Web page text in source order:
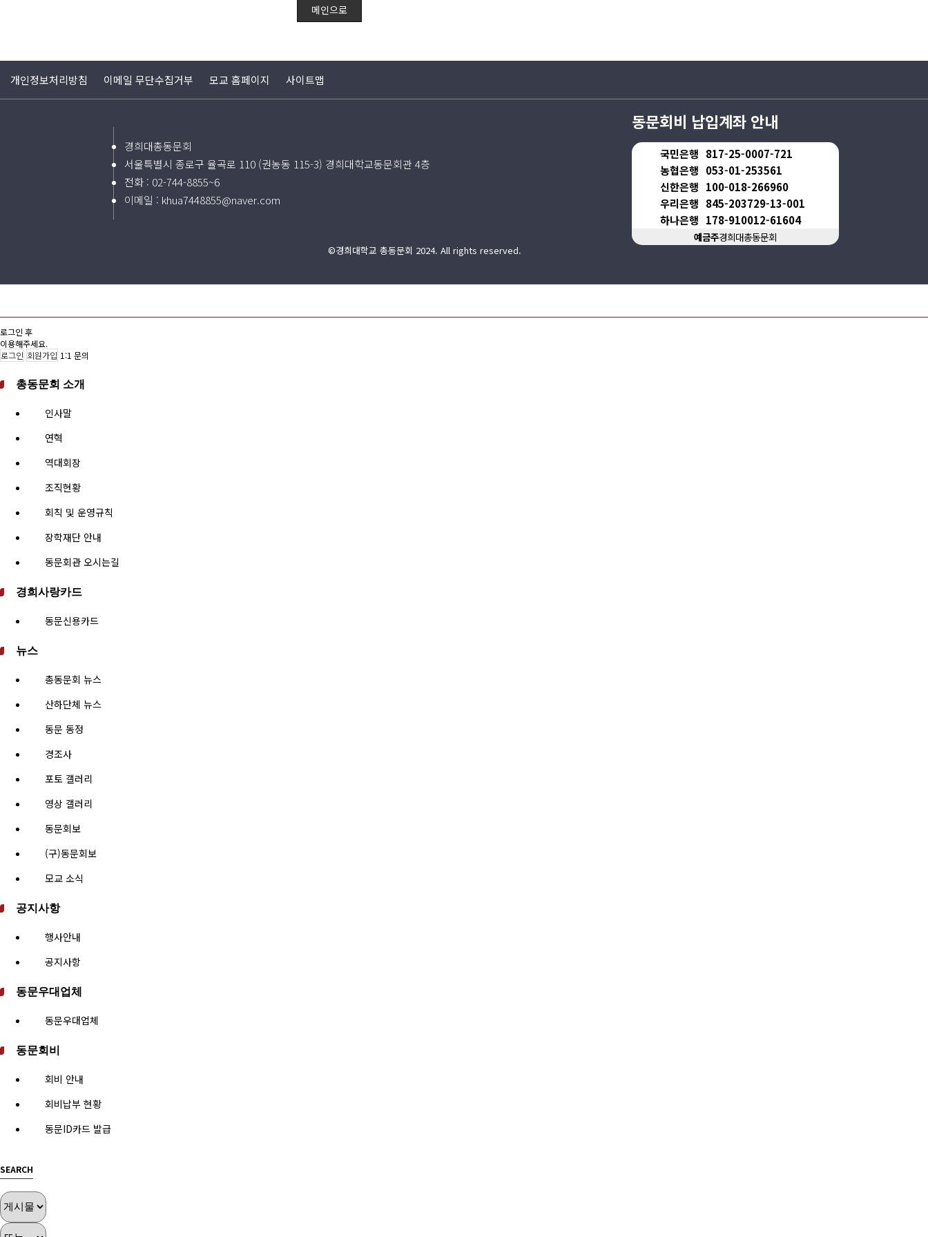
메인으로
개인정보처리방침 이메일 무단수집거부 모교 홈페이지 사이트맵
경희대총동문회
서울특별시 종로구 율곡로 110 (권농동 115-3) 경희대학교동문회관 4층
전화 : 02-744-8855~6
이메일 : khua7448855@naver.com
동문회비 납입계좌 안내
국민은행 817-25-0007-721
농협은행 053-01-253561
신한은행 100-018-266960
우리은행 845-203729-13-001
하나은행 178-910012-61604
예금주경희대총동문회
©경희대학교 총동문회 2024. All rights reserved.
로그인 후
이용해주세요.
로그인 회원가입 1:1 문의
총동문회 소개
인사말
연혁
역대회장
조직현황
회칙 및 운영규칙
장학재단 안내
동문회관 오시는길
경희사랑카드
동문신용카드
뉴스
총동문회 뉴스
산하단체 뉴스
동문 동정
경조사
포토 갤러리
영상 갤러리
동문회보
(구)동문회보
모교 소식
공지사항
행사안내
공지사항
동문우대업체
동문우대업체
동문회비
회비 안내
회비납부 현황
동문ID카드 발급
SEARCH